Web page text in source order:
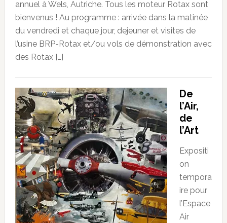
annuel à Wels, Autriche. Tous les moteur Rotax sont
bienvenus ! Au programme : arrivée dans la matinée
du vendredi et chaque jour, dejeuner et visites de
l’usine BRP-Rotax et/ou vols de démonstration avec
des Rotax […]
De
l’Air,
de
l’Art
Expositi
on
tempora
ire pour
l’Espace
Air